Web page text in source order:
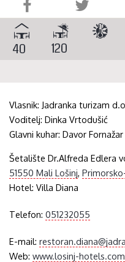
40 120
Vlasnik: Jadranka turizam
Voditelj:Dinka Vrtodušić
Glavni kuhar:Davor Fornažar
Šetalište Dr.Alfreda Edlera
51550 Mali Lošinj,
Hotel:Villa Diana
Telefon:051232055
E-mail:
Web:www.losinj-hotels.com